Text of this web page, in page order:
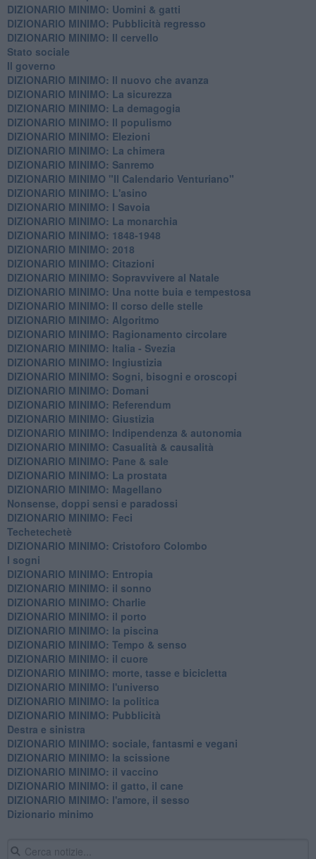
​DIZIONARIO MINIMO: Uomini & gatti
DIZIONARIO MINIMO: ​Pubblicità regresso
DIZIONARIO MINIMO: Il cervello
Stato sociale
Il governo
DIZIONARIO MINIMO: Il nuovo che avanza
DIZIONARIO MINIMO: La sicurezza
DIZIONARIO MINIMO: La demagogia
DIZIONARIO MINIMO: Il populismo
DIZIONARIO MINIMO: Elezioni
DIZIONARIO MINIMO: La chimera
DIZIONARIO MINIMO: Sanremo
DIZIONARIO MINIMO "Il Calendario Venturiano"
DIZIONARIO MINIMO: L'asino
DIZIONARIO MINIMO: I Savoia
DIZIONARIO MINIMO: La monarchia
DIZIONARIO MINIMO: 1848-1948
DIZIONARIO MINIMO: 2018
DIZIONARIO MINIMO: Citazioni
DIZIONARIO MINIMO: ​Sopravvivere al Natale
DIZIONARIO MINIMO: ​Una notte buia e tempestosa
DIZIONARIO MINIMO: Il corso delle stelle
DIZIONARIO MINIMO: Algoritmo
DIZIONARIO MINIMO: Ragionamento circolare
DIZIONARIO MINIMO: Italia - Svezia
DIZIONARIO MINIMO: ​Ingiustizia
DIZIONARIO MINIMO: ​Sogni, bisogni e oroscopi
DIZIONARIO MINIMO: Domani
DIZIONARIO MINIMO: Referendum
DIZIONARIO MINIMO: Giustizia
DIZIONARIO MINIMO: ​Indipendenza & autonomia
DIZIONARIO MINIMO: ​Casualità & causalità
​DIZIONARIO MINIMO: Pane & sale
DIZIONARIO MINIMO: La prostata
​DIZIONARIO MINIMO: Magellano
Nonsense, doppi sensi e paradossi
DIZIONARIO MINIMO: Feci
Techetechetè
DIZIONARIO MINIMO: Cristoforo Colombo
I sogni
DIZIONARIO MINIMO: Entropia
DIZIONARIO MINIMO: il sonno
DIZIONARIO MINIMO: Charlie
DIZIONARIO MINIMO: il porto
DIZIONARIO MINIMO: la piscina
DIZIONARIO MINIMO: Tempo & senso
DIZIONARIO MINIMO: il cuore
DIZIONARIO MINIMO: morte, tasse e bicicletta
DIZIONARIO MINIMO: l'universo
DIZIONARIO MINIMO: la politica
DIZIONARIO MINIMO: Pubblicità
Destra e sinistra
DIZIONARIO MINIMO: sociale, fantasmi e vegani
DIZIONARIO MINIMO: la scissione
DIZIONARIO MINIMO: il vaccino
DIZIONARIO MINIMO: il gatto, il cane
DIZIONARIO MINIMO: l'amore, il sesso
Dizionario minimo